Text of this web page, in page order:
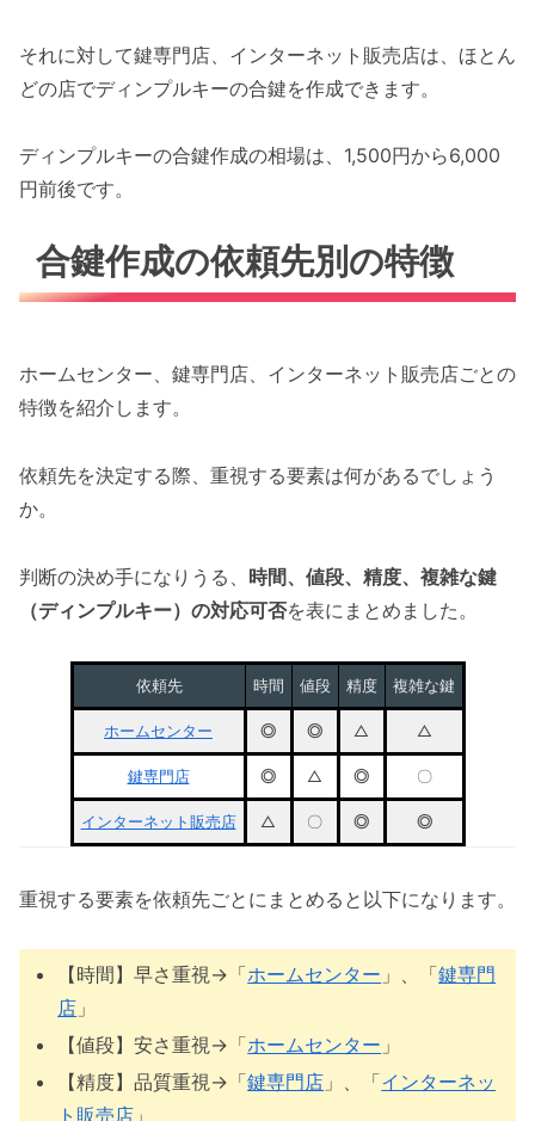
それに対して鍵専門店、インターネット販売店は、ほとん
どの店でディンプルキーの合鍵を作成できます。
ディンプルキーの合鍵作成の相場は、1,500円から6,000
円前後です。
合鍵作成の依頼先別の特徴
ホームセンター、鍵専門店、インターネット販売店ごとの
特徴を紹介します。
依頼先を決定する際、重視する要素は何があるでしょう
か。
判断の決め手になりうる、 時間、値段、精度、複雑な鍵
（ディンプルキー）の対応可否を表にまとめました。
依頼先 時間 値段 精度 複雑な鍵
ホームセンター ◎ ◎ △ △
鍵専門店 ◎ △ ◎ 〇
インターネット販売店 △ 〇 ◎ ◎
重視する要素を依頼先ごとにまとめると以下になります。
【時間】早さ重視→「ホームセンター 」、「鍵専門
店 」
【値段】安さ重視→「ホームセンター 」
【精度】品質重視→「鍵専門店 」、「インターネッ
ト販売店 」